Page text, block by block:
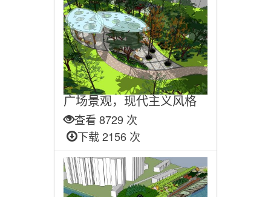
广场景观，现代主义风格
查看 8729 次
下载 2156 次